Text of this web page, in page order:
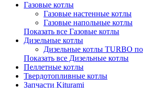
Газовые котлы
Газовые настенные котлы
Газовые напольные котлы
Показать все Газовые котлы
Дизельные котлы
Дизельные котлы TURBO
Показать все Дизельные котлы
Пеллетные котлы
Твердотопливные котлы
Запчасти Kiturami